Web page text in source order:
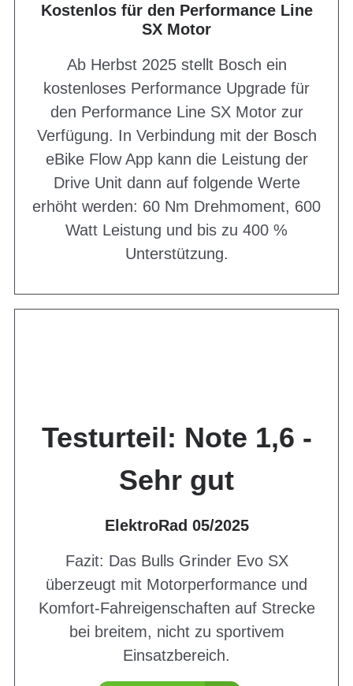
Kostenlos für den Performance Line
SX Motor
Ab Herbst 2025 stellt Bosch ein
kostenloses Performance Upgrade für
den Performance Line SX Motor zur
Verfügung. In Verbindung mit der Bosch
eBike Flow App kann die Leistung der
Drive Unit dann auf folgende Werte
erhöht werden: 60 Nm Drehmoment, 600
Watt Leistung und bis zu 400 %
Unterstützung.
Testurteil: Note 1,6 -
Sehr gut
ElektroRad 05/2025
Fazit: Das Bulls Grinder Evo SX
überzeugt mit Motorperformance und
Komfort-Fahreigenschaften auf Strecke
bei breitem, nicht zu sportivem
Einsatzbereich.